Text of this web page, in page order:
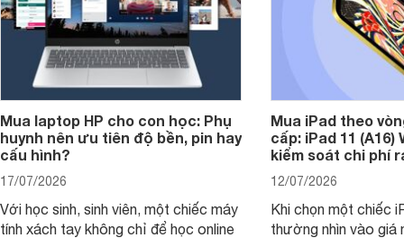
Mua laptop HP cho con học: Phụ
huynh nên ưu tiên độ bền, pin hay
cấu hình?
17/07/2026
Với học sinh, sinh viên, một chiếc máy
tính xách tay không chỉ để học online
Mua iPad theo
cấp: iPad 11 (A16)
kiểm soát chi phí
12/07/2026
Khi chọn một chiếc
thường nhìn vào